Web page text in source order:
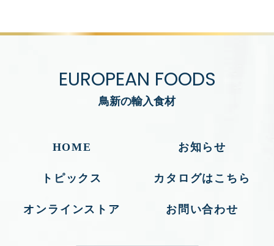
EUROPEAN FOODS
鳥新の輸入食材
HOME お知らせ
トピックス カタログはこちら
オンラインストア お問い合わせ